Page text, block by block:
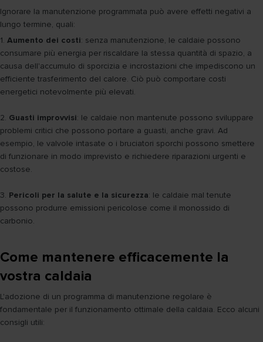
Ignorare la manutenzione programmata può avere effetti negativi a
lungo termine, quali:
1. Aumento dei costi: senza manutenzione, le caldaie possono
consumare più energia per riscaldare la stessa quantità di spazio, a
causa dell'accumulo di sporcizia e incrostazioni che impediscono un
efficiente trasferimento del calore. Ciò può comportare costi
energetici notevolmente più elevati.
2. Guasti improvvisi: le caldaie non mantenute possono sviluppare
problemi critici che possono portare a guasti, anche gravi. Ad
esempio, le valvole intasate o i bruciatori sporchi possono smettere
di funzionare in modo imprevisto e richiedere riparazioni urgenti e
costose.
3. Pericoli per la salute e la sicurezza: le caldaie mal tenute
possono produrre emissioni pericolose come il monossido di
carbonio.
Come mantenere efficacemente la
vostra caldaia
L'adozione di un programma di manutenzione regolare è
fondamentale per il funzionamento ottimale della caldaia. Ecco alcuni
consigli utili: